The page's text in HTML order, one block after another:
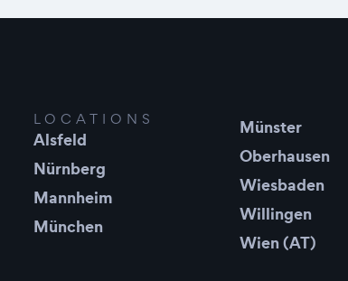
LOCATIONS
Alsfeld
Nürnberg
Mannheim
München
Münster
Oberhausen
Wiesbaden
Willingen
Wien (AT)